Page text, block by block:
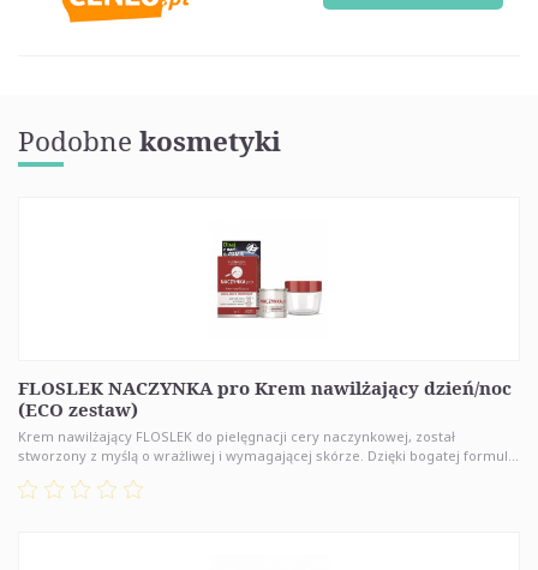
Podobne kosmetyki
FLOSLEK NACZYNKA pro Krem nawilżający dzień/noc
(ECO zestaw)
Krem nawilżający FLOSLEK do pielęgnacji cery naczynkowej, został
stworzony z myślą o wrażliwej i wymagającej skórze. Dzięki bogatej formul...